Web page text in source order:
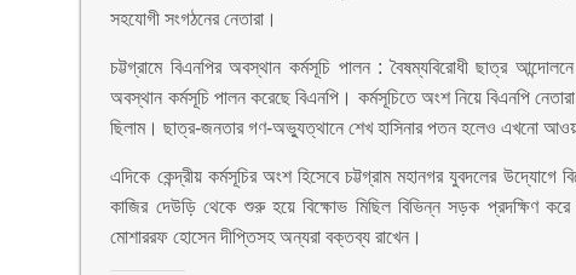
সহযোগী সংগঠনের নেতারা।
চট্টগ্রামে বিএনপির অবস্থান কর্মসূচি পালন : বৈষম্যবিরোধী ছাত্র
অবস্থান কর্মসূচি পালন করেছে বিএনপি। কর্মসূচিতে অংশ নিয়ে বিএনপি
ছিলাম। ছাত্র-জনতার গণ-অভ্যুত্থানে শেখ হাসিনার পতন হলেও এখনো
এদিকে কেন্দ্রীয় কর্মসূচির অংশ হিসেবে চট্টগ্রাম মহানগর যুবদলের
কাজির দেউড়ি থেকে শুরু হয়ে বিক্ষোভ মিছিল বিভিন্ন সড়ক প্রদক্ষিণ
মোশাররফ হোসেন দীপ্তিসহ অন্যরা বক্তব্য রাখেন।